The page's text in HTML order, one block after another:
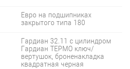
Евро на подшипниках
закрытого типа 180
Гардиан 32.11 с цилиндром
Гардиан ТЕРМО ключ/
вертушок, броненакладка
квадратная черная